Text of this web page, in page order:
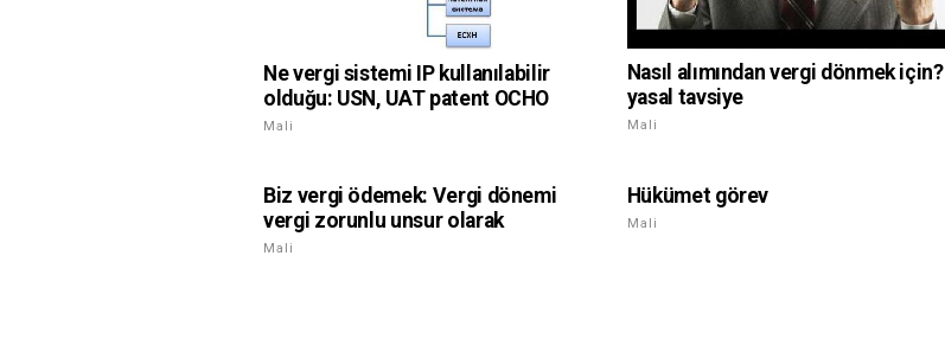
Ne vergi sistemi IP kullanılabilir
olduğu: USN, UAT patent OCHO
Mali
Nasıl alımından vergi dönmek için?
yasal tavsiye
Mali
Biz vergi ödemek: Vergi dönemi
vergi zorunlu unsur olarak
Mali
Hükümet görev
Mali